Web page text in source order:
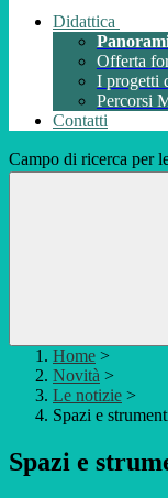
Didattica
Offerta
I progetti
Percorsi
Contatti
Campo di ricerca per
Home >
Novità >
Le notizie >
Spazi e
Spazi e